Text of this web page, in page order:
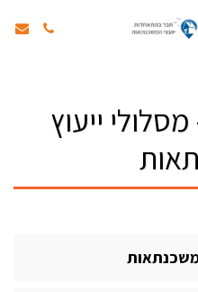
ייעוץ